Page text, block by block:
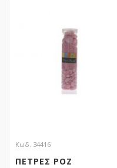
Κωδ. 34416
ΠΕΤΡΕΣ ΡΟΖ